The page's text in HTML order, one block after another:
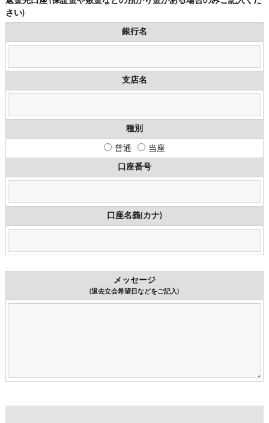
さい)
銀行名
支店名
種別
普通 当座
口座番号
口座名義(カナ)
メッセージ
(退去立会希望日などをご記入)